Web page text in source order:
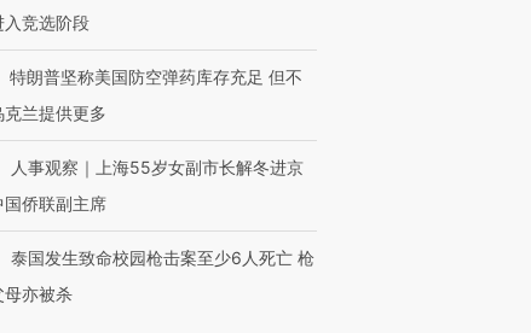
入竞选阶段
特朗普坚称美国防空弹药库存充足 但不
克兰提供更多
人事观察｜上海55岁女副市长解冬进京
国侨联副主席
泰国发生致命校园枪击案至少6人死亡 枪
母亦被杀